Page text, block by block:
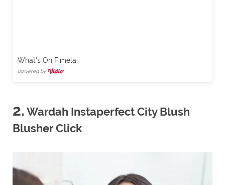
What's On Fimela
powered by
2. Wardah Instaperfect City Blush
Blusher Click